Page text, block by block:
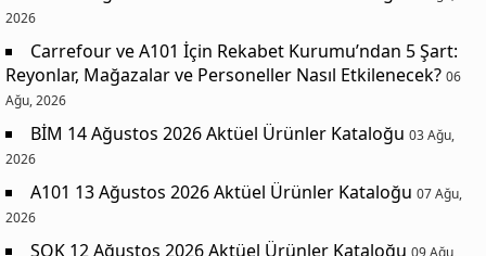
2026
Carrefour ve A101 İçin Rekabet Kurumu’ndan 5 Şart:
Reyonlar, Mağazalar ve Personeller Nasıl Etkilenecek? 06
Ağu, 2026
BİM 14 Ağustos 2026 Aktüel Ürünler Kataloğu 03 Ağu,
2026
A101 13 Ağustos 2026 Aktüel Ürünler Kataloğu 07 Ağu,
2026
ŞOK 12 Ağustos 2026 Aktüel Ürünler Kataloğu 09 Ağu,